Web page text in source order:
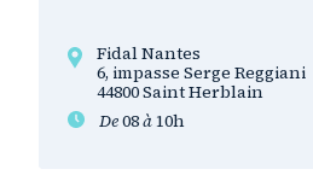
Fidal Nantes
6, impasse Serge Reggiani
44800 Saint Herblain
De08à10h